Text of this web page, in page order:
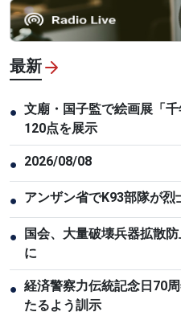
最新
● 文廟・国子監で絵画展「
120点を展示
● 2026/08/08
● アンザン省でK93部隊が
●
国会、大量破壊兵器拡散
に
● 経済警察力伝統記念日70
たるよう訓示